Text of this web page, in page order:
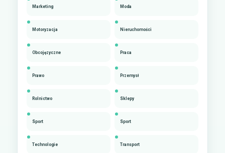
Marketing Moda
Motoryzacja Nieruchomości
Obcojęzyczne Praca
Prawo Przemysł
Rolnictwo Sklepy
Sport Sport
Technologie Transport